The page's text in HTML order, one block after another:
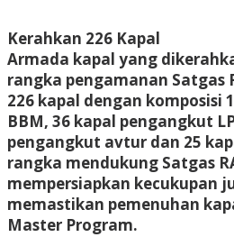
Kerahkan 226 Kapal
Armada kapal yang
rangka pengamanan Satgas
226 kapal dengan komposisi
BBM, 36 kapal pengangkut
pengangkut avtur dan 25
rangka mendukung Satgas
mempersiapkan kecukupan
memastikan pemenuhan
Master Program.